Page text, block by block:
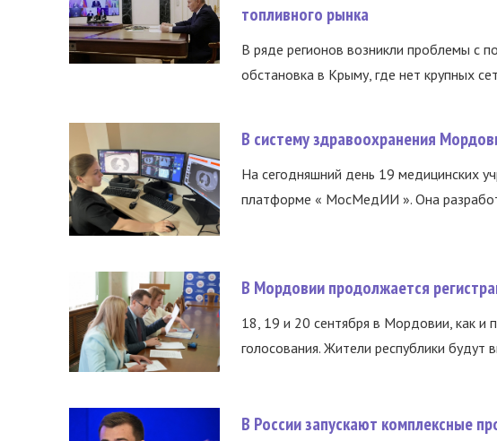
топливного рынка
В ряде регионов возникли проблемы с
обстановка в Крыму, где нет крупных
В систему здравоохранения
На сегодняшний день 19 медицинских
платформе « МосМедИИ ». Она
В Мордовии продолжается
18, 19 и 20 сентября в Мордовии, как и
голосования. Жители республики будут
В России запускают комплексные